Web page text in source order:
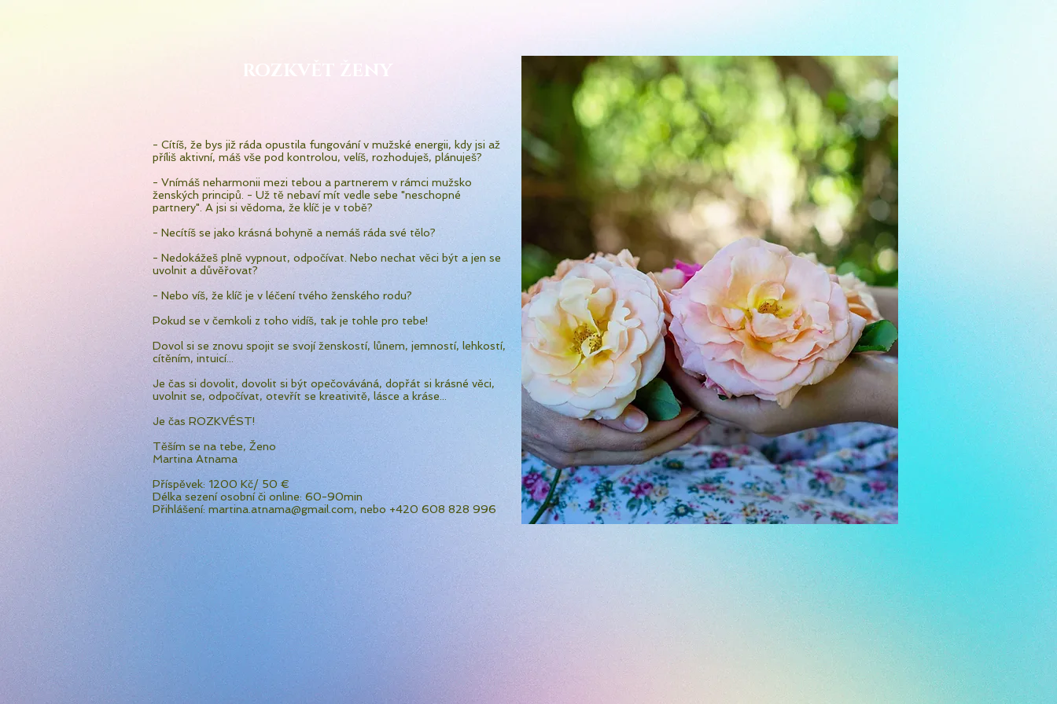
- Cítíš, že bys již ráda opustila fungování v mužské energii, kdy jsi až
příliš aktivní, máš vše pod kontrolou, velíš, rozhoduješ, plánuješ?
- Vnímáš neharmonii mezi tebou a partnerem v rámci mužsko
ženských principů. - Už tě nebaví mít vedle sebe "neschopné
partnery". A jsi si vědoma, že klíč je v tobě?
- Necítíš se jako krásná bohyně a nemáš ráda své tělo?
- Nedokážeš plně vypnout, odpočívat. Nebo nechat věci být a jen se
uvolnit a důvěřovat?
- Nebo víš, že klíč je v léčení tvého ženského rodu?
Pokud se v čemkoli z toho vidíš, tak je tohle pro tebe!
Dovol si se znovu spojit se svojí ženskostí, lůnem, jemností, lehkostí,
cítěním, intuicí...
Je čas si dovolit, dovolit si být opečováváná, dopřát si krásné věci,
uvolnit se, odpočívat, otevřít se kreativitě, lásce a kráse...
Je čas ROZKVÉST!
Těším se na tebe, Ženo
Martina Atnama
Příspěvek: 1200 Kč/ 50 €
Délka sezení osobní či online: 60-90min
Přihlášení: martina.atnama@gmail.com, nebo +420 608 828 996